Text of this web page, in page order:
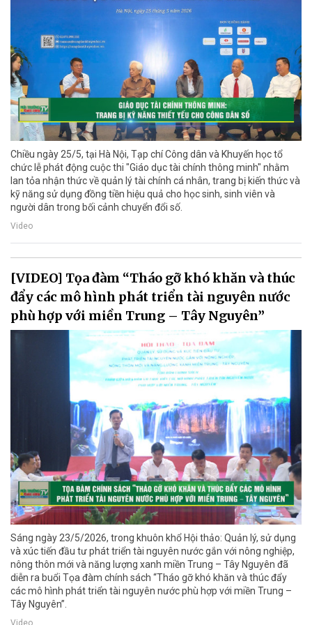
Chiều ngày 25/5, tại Hà Nội, Tạp chí Công dân và Khuyến học tổ
chức lễ phát động cuộc thi "Giáo dục tài chính thông minh" nhằm
lan tỏa nhận thức về quản lý tài chính cá nhân, trang bị kiến thức và
kỹ năng sử dụng đồng tiền hiệu quả cho học sinh, sinh viên và
người dân trong bối cảnh chuyển đổi số.
Video
[VIDEO] Tọa đàm “Tháo gỡ khó khăn và thúc
đẩy các mô hình phát triển tài nguyên nước
phù hợp với miền Trung – Tây Nguyên”
Sáng ngày 23/5/2026, trong khuôn khổ Hội thảo: Quản lý, sử dụng
và xúc tiến đầu tư phát triển tài nguyên nước gắn với nông nghiệp,
nông thôn mới và năng lượng xanh miền Trung – Tây Nguyên đã
diễn ra buổi Tọa đàm chính sách “Tháo gỡ khó khăn và thúc đẩy
các mô hình phát triển tài nguyên nước phù hợp với miền Trung –
Tây Nguyên”.
Video